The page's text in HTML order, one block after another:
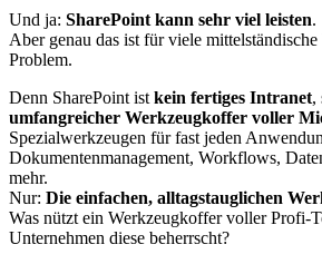
Und ja: SharePoint kann sehr viel leisten.
Aber genau das ist für viele
Problem.
Denn SharePoint ist kein fertiges Intranet,
umfangreicher Werkzeugkoffer voller
Spezialwerkzeugen für fast jeden
Dokumentenmanagement, Workflows,
mehr.
Nur: Die einfachen, alltagstauglichen
Was nützt ein Werkzeugkoffer voller Profi-
Unternehmen diese beherrscht?